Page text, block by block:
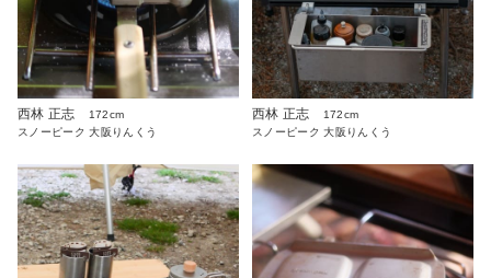
西林 正志
172cm
スノーピーク 大阪りんくう
西林 正志
172cm
スノーピーク 大阪りんくう